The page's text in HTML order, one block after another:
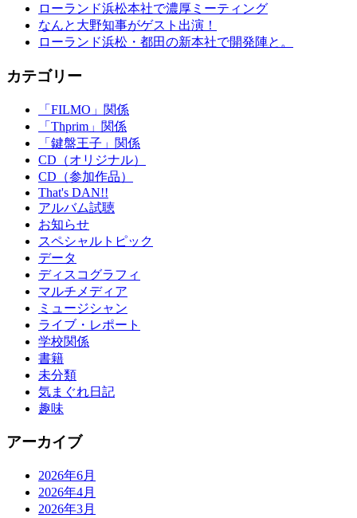
ローランド浜松本社で濃厚ミーティング
なんと大野知事がゲスト出演！
ローランド浜松・都田の新本社で開発陣と。
カテゴリー
「FILMO」関係
「Thprim」関係
「鍵盤王子」関係
CD（オリジナル）
CD（参加作品）
That's DAN!!
アルバム試聴
お知らせ
スペシャルトピック
データ
ディスコグラフィ
マルチメディア
ミュージシャン
ライブ・レポート
学校関係
書籍
未分類
気まぐれ日記
趣味
アーカイブ
2026年6月
2026年4月
2026年3月